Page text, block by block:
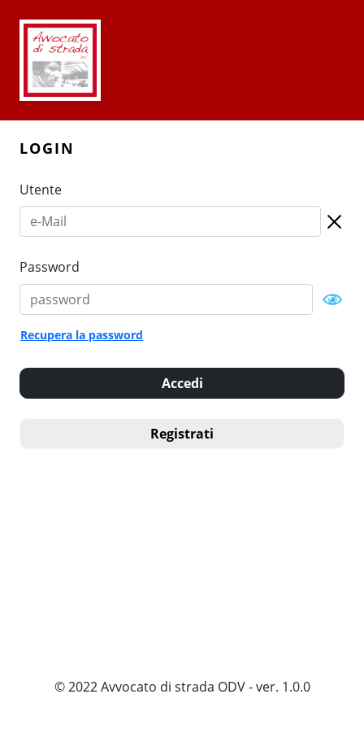
LOGIN
Utente
Password
Recupera la password
Accedi
Registrati
© 2022 Avvocato di strada ODV - ver. 1.0.0